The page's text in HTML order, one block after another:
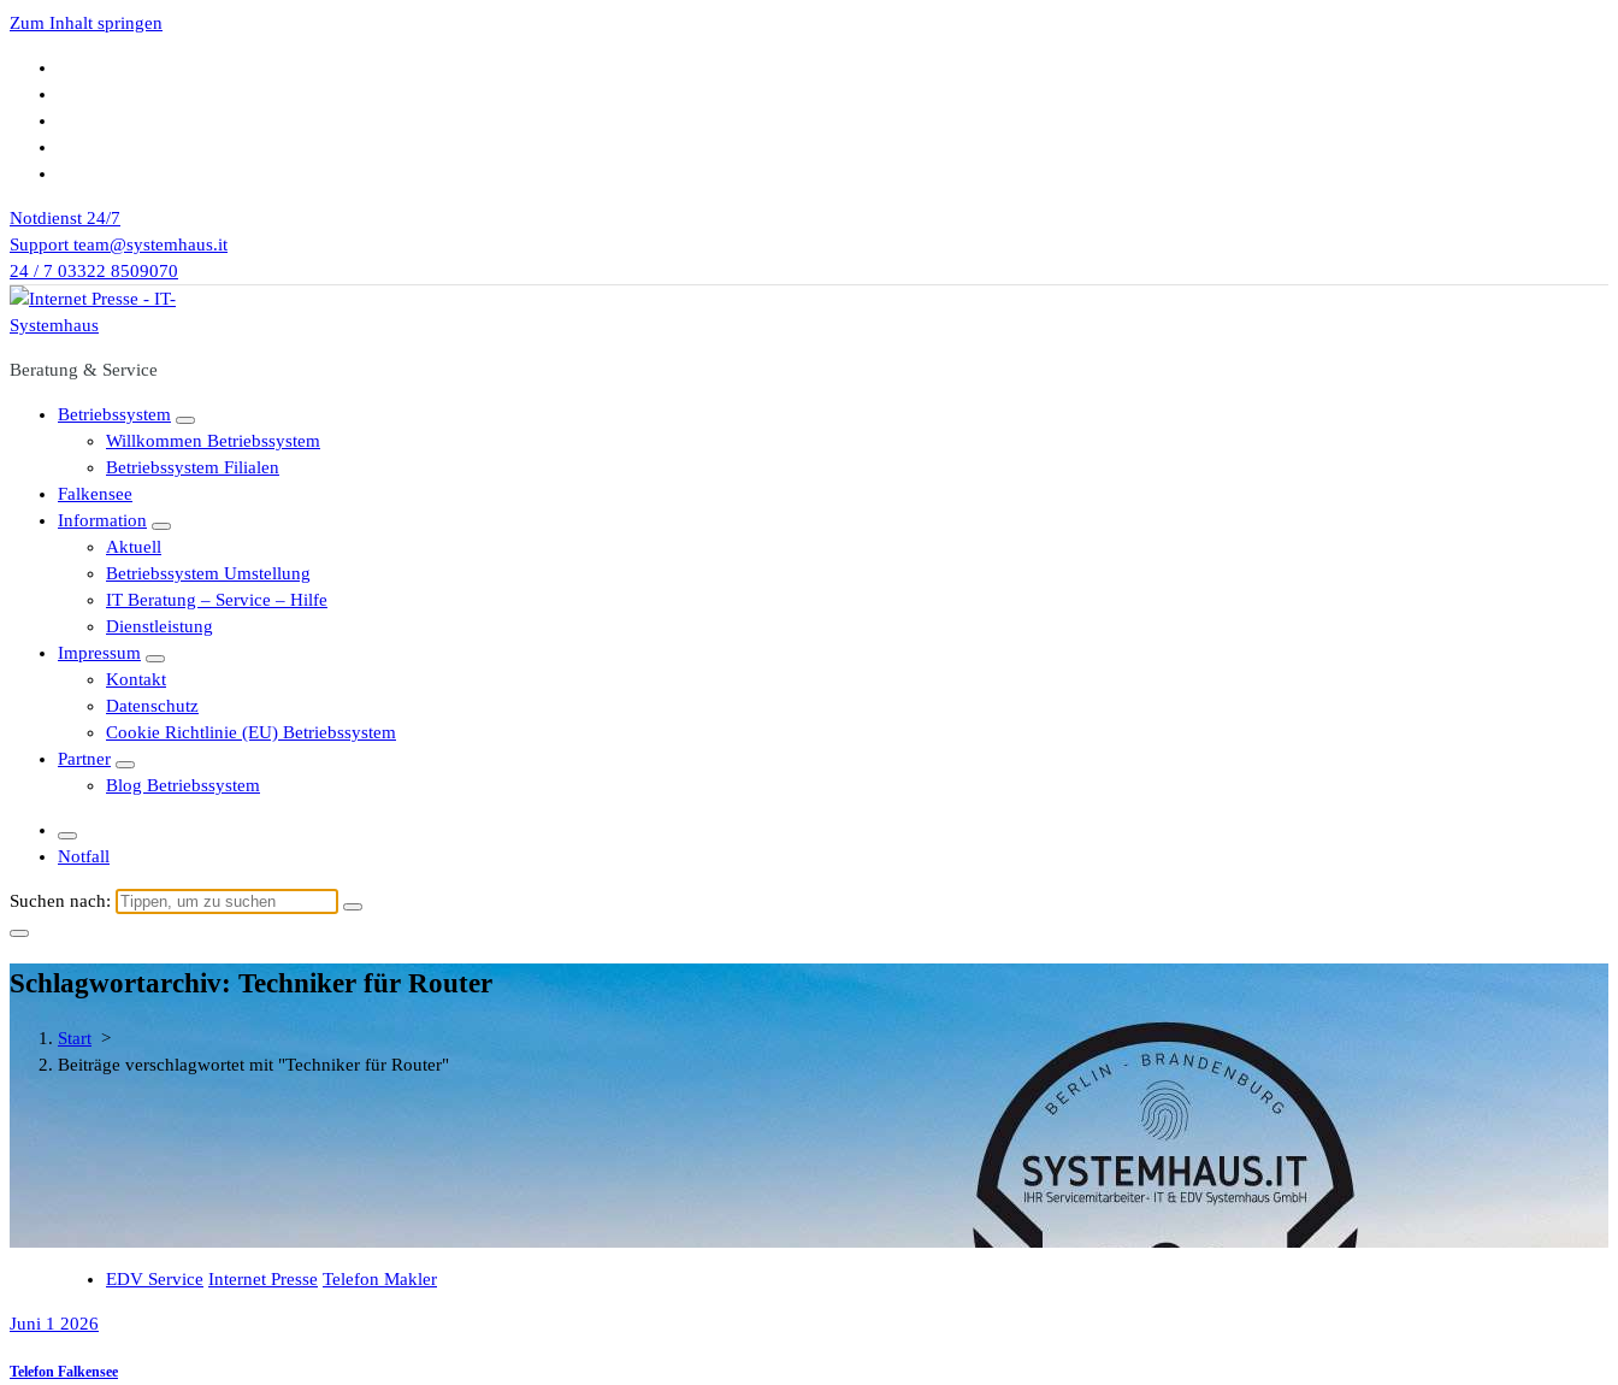
Zum Inhalt springen
Notdienst 24/7
Support team@systemhaus.it
24 / 7 03322 8509070
Beratung & Service
Betriebssystem
Willkommen Betriebssystem
Betriebssystem Filialen
Falkensee
Information
Aktuell
Betriebssystem Umstellung
IT Beratung – Service – Hilfe
Dienstleistung
Impressum
Kontakt
Datenschutz
Cookie Richtlinie (EU) Betriebssystem
Partner
Blog Betriebssystem
Notfall
Suchen nach:
Schlagwortarchiv: Techniker für Router
Start >
Beiträge verschlagwortet mit "Techniker für Router"
EDV Service Internet Presse Telefon Makler
Juni 1 2026
Telefon Falkensee